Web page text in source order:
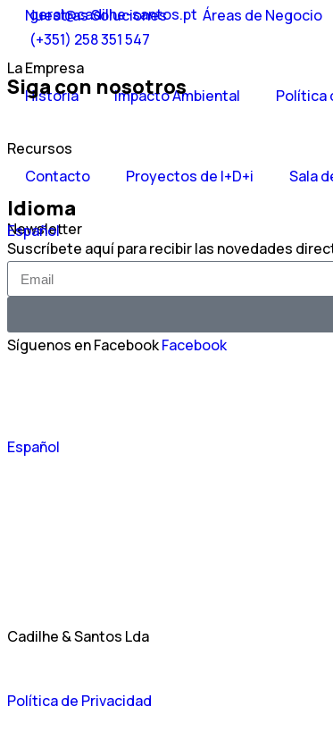
geral@cadilhe-santos.pt
(+351) 258 351 547
Siga con nosotros
Idioma
Español
Português
English
Nuestras Soluciones
Áreas de Negocio
La Empresa
Historia
Impacto Ambiental Política
Recursos
Contacto
Proyectos de I+D+i Sala
Newsletter
Suscríbete aquí para recibir las novedades
Síguenos en FacebookFacebook
Español
Português
Cadilhe & Santos Lda
Política de Privacidad